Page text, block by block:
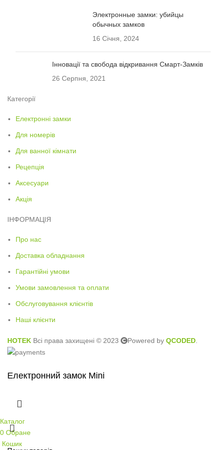
Электронные замки: убийцы
обычных замков
16 Січня, 2024
Інновації та свобода відкривання Смарт-Замків
26 Серпня, 2021
Категорії
Електронні замки
Для номерів
Для ванної кімнати
Рецепція
Аксесуари
Акція
ІНФОРМАЦІЯ
Про нас
Доставка обладнання
Гарантійні умови
Умови замовлення та оплати
Обслуговування клієнтів
Наші клієнти
HOTEK Всі права захищені © 2023 Powered by QCODED
Електронний замок Mini
Каталог
0 Обране
Кошик